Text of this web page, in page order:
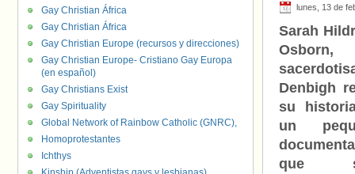
lunes, 13 de
Sarah
Osborn,
Denbigh
su
un
que
Gay Christian África
Gay Christian África
Gay Christian Europe (recursos y direcciones)
Gay Christian Europe- Cristiano Gay Europa
(en español)
Gay Christians Exist
Gay Spirituality
Global Network of Rainbow Catholic (GNRC),
Homoprotestantes
Ichthys